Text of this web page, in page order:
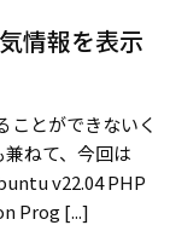
情報を表示
ことができないく
ねて、今回は
v22.04 PHP
Prog [...]